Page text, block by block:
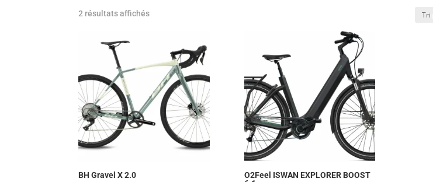
2 résultats affichés
BH Gravel X 2.0
O2Feel ISWAN EXPLORER BOOST